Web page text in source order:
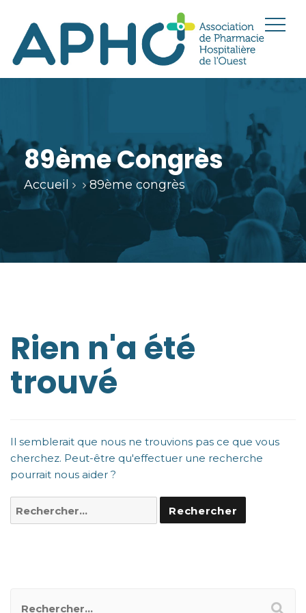
89ème Congrès
Accueil 89ème congrès
Rien n'a été
trouvé
Il semblerait que nous ne trouvions pas ce que vous
cherchez. Peut-être qu'effectuer une recherche
pourrait nous aider ?